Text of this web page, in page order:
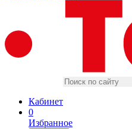
Кабинет
0
Избранное